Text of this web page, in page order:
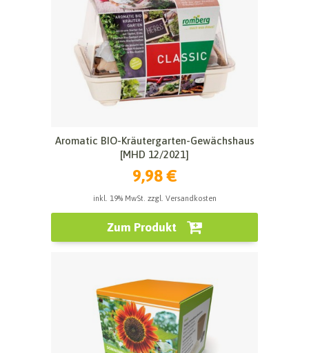
Aromatic BIO-Kräutergarten-Gewächshaus
[MHD 12/2021]
9,98 €
inkl. 19% MwSt. zzgl. Versandkosten
Zum Produkt